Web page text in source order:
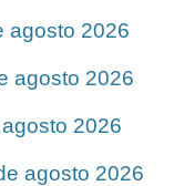
agosto 2026
agosto 2026
2026
agosto 2026